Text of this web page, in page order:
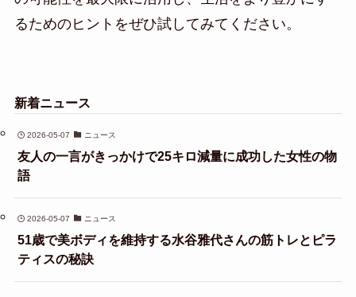
るためのヒントをぜひ試してみてください。
新着ニュース
2026-05-07 ニュース
友人の一言がきっかけで25キロ減量に成功した女性の物
語
2026-05-07 ニュース
51歳で美ボディを維持する水谷雅代さんの筋トレとピラ
ティスの秘訣